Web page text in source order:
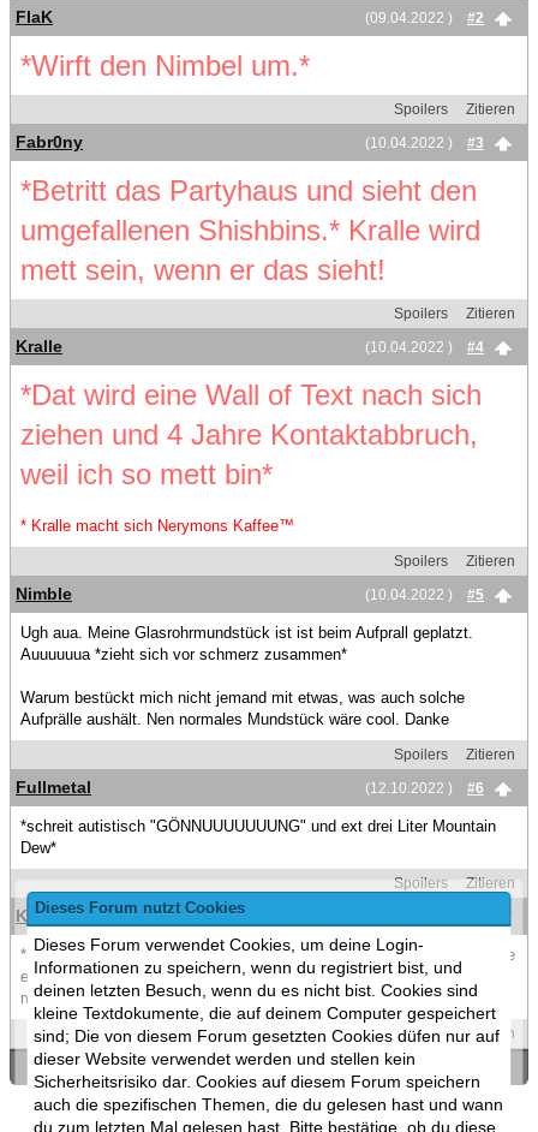
Dieses Forum nutzt Cookies
Dieses Forum verwendet Cookies, um deine Login-
Informationen zu speichern, wenn du registriert bist, und
deinen letzten Besuch, wenn du es nicht bist. Cookies sind
kleine Textdokumente, die auf deinem Computer gespeichert
sind; Die von diesem Forum gesetzten Cookies düfen nur auf
dieser Website verwendet werden und stellen kein
Sicherheitsrisiko dar. Cookies auf diesem Forum speichern
auch die spezifischen Themen, die du gelesen hast und wann
du zum letzten Mal gelesen hast. Bitte bestätige, ob du diese
(09.04.2022 )
#2
FlaK
*Wirft den Nimbel um.*
Spoilers
Zitieren
(10.04.2022 )
#3
Fabr0ny
*Betritt das Partyhaus und sieht den
umgefallenen Shishbins.* Kralle wird
mett sein, wenn er das sieht!
Spoilers
Zitieren
(10.04.2022 )
#4
Kralle
*Dat wird eine Wall of Text nach sich
ziehen und 4 Jahre Kontaktabbruch,
weil ich so mett bin*
* Kralle macht sich Nerymons Kaffee™
Spoilers
Zitieren
(10.04.2022 )
#5
Nimble
Ugh aua. Meine Glasrohrmundstück ist ist beim Aufprall geplatzt.
Auuuuuua *zieht sich vor schmerz zusammen*
Warum bestückt mich nicht jemand mit etwas, was auch solche
Aufprälle aushält. Nen normales Mundstück wäre cool. Danke
Spoilers
Zitieren
(12.10.2022 )
#6
Fullmetal
*schreit autistisch "GÖNNUUUUUUUNG" und ext drei Liter Mountain
Dew*
Spoilers
Zitieren
Kralle
*boahhhhhhh geil eh, lass Shisha rauchen man! nächstes Wochenende
einfach schon wieder Shisha - die GÖNNUNG explodiert einfach in
meinem Mund*
Spoilers Zitieren
« Ein Thema zurück|Ein Thema vor »